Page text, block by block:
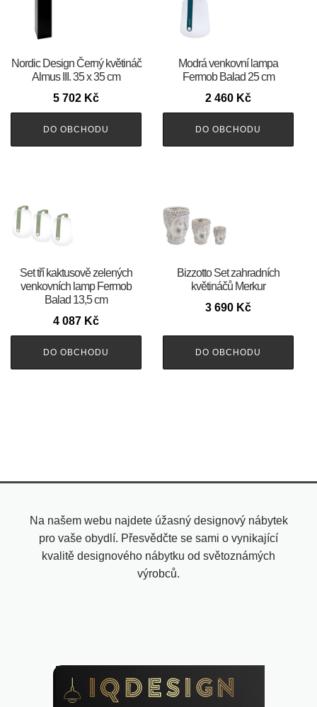
Nordic Design Černý květináč
Almus III. 35 x 35 cm
5 702 Kč
DO OBCHODU
Modrá venkovní lampa
Fermob Balad 25 cm
2 460 Kč
DO OBCHODU
Set tří kaktusově zelených
venkovních lamp Fermob
Balad 13,5 cm
4 087 Kč
DO OBCHODU
Bizzotto Set zahradních
květináčů Merkur
3 690 Kč
DO OBCHODU
Na našem webu najdete úžasný designový nábytek
pro vaše obydlí. Přesvědčte se sami o vynikající
kvalitě designového nábytku od světoznámých
výrobců.